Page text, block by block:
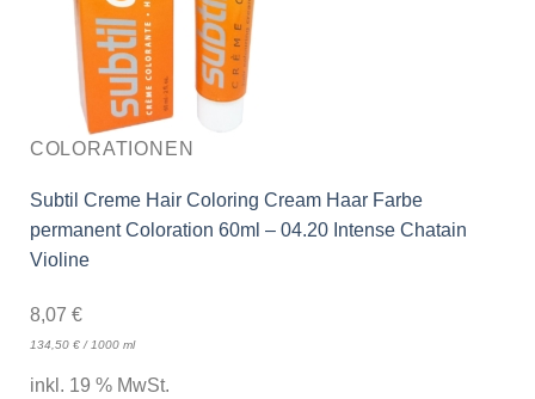
COLORATIONEN
Subtil Creme Hair Coloring Cream Haar Farbe
permanent Coloration 60ml – 04.20 Intense Chatain
Violine
8,07 €
134,50 €/ 1000 ml
inkl. 19 % MwSt.